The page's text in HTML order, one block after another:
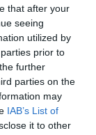
that after your
seeing
utilized by
prior to
further
parties on the
may
IAB’s List of
it to other